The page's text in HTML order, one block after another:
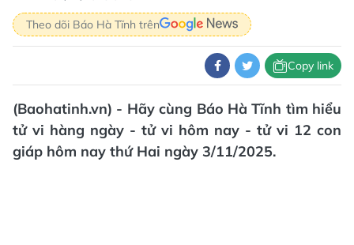
Theo dõi Báo Hà Tĩnh trên
Copy link
(Baohatinh.vn) - Hãy cùng Báo Hà Tĩnh tìm hiểu
tử vi hàng ngày - tử vi hôm nay - tử vi 12 con
giáp hôm nay thứ Hai ngày 3/11/2025.